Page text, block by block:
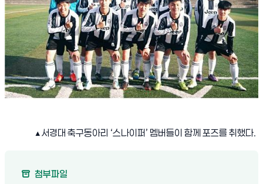
▲서경대 축구동아리 ‘스나이퍼 ’ 멤버들이 함께 포즈를 취했다.
첨부파일